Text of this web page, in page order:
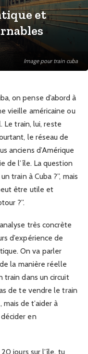
Image pour train cuba
et
on pense d’abord à
vieille américaine ou
Le train, lui, reste
le réseau de
anciens d’Amérique
de l’île. La question
train à Cuba ?”, mais
être utile et
?”.
très concrète
d’expérience de
On va parler
la manière réelle
dans un circuit
de te vendre le train
de t’aider à
en
jours sur l’île, tu